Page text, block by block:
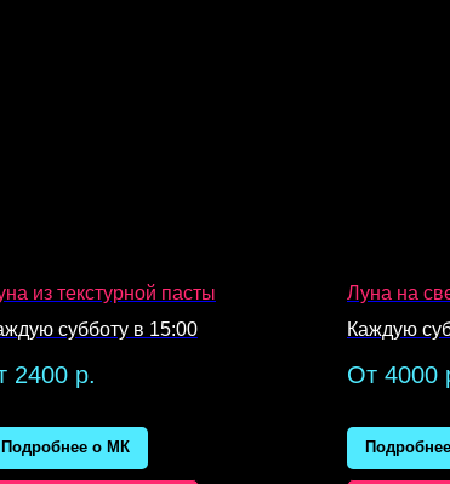
из текстурной пасты
субботу в 15:00
2400 р.
Подробнее о МК
Луна на
Каждую
От 4000